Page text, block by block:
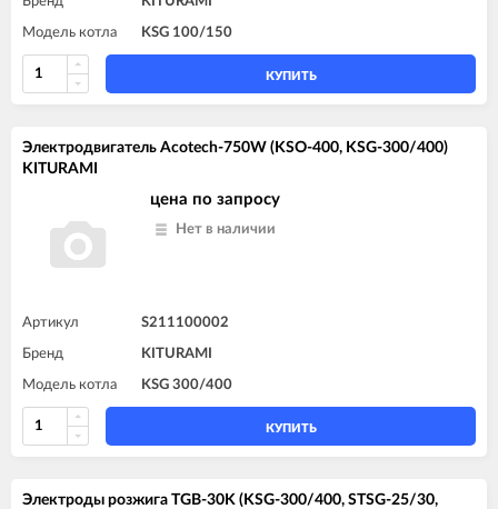
Модель котла KSG 100/150
КУПИТЬ
Электродвигатель Acotech-750W (KSO-400, KSG-300/400)
KITURAMI
цена по запросу
Нет в наличии
Артикул S211100002
Бренд KITURAMI
Модель котла KSG 300/400
КУПИТЬ
Электроды розжига TGB-30K (KSG-300/400, STSG-25/30,